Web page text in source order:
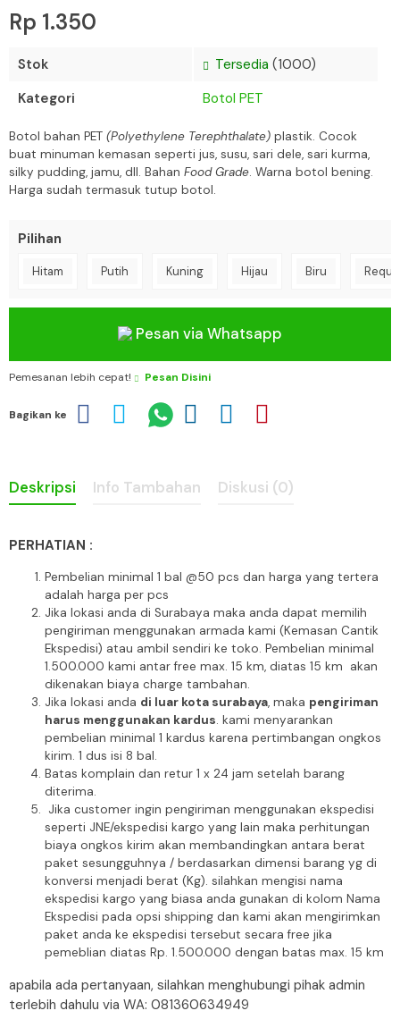
Rp 1.350
Stok Tersedia (1000)
Kategori
Botol PET
Botol bahan PET (Polyethylene Terephthalate) plastik. Cocok
buat minuman kemasan seperti jus, susu, sari dele, sari kurma,
silky pudding, jamu, dll. Bahan Food Grade. Warna botol bening.
Harga sudah termasuk tutup botol.
Pilihan
Hitam Putih Kuning Hijau Biru
Pesan via Whatsapp
Pemesanan lebih cepat! Pesan Disini
Bagikan ke
Deskripsi Info Tambahan Diskusi (0)
PERHATIAN :
Pembelian minimal 1 bal @50 pcs dan harga yang tertera
adalah harga per pcs
Jika lokasi anda di Surabaya maka anda dapat memilih
pengiriman menggunakan armada kami (Kemasan Cantik
Ekspedisi) atau ambil sendiri ke toko. Pembelian minimal
1.500.000 kami antar free max. 15 km, diatas 15 km akan
dikenakan biaya charge tambahan.
Jika lokasi anda di luar kota surabaya, maka pengiriman
harus menggunakan kardus. kami menyarankan
pembelian minimal 1 kardus karena pertimbangan ongkos
kirim. 1 dus isi 8 bal.
Batas komplain dan retur 1 x 24 jam setelah barang
diterima.
Jika customer ingin pengiriman menggunakan ekspedisi
seperti JNE/ekspedisi kargo yang lain maka perhitungan
biaya ongkos kirim akan membandingkan antara berat
paket sesungguhnya / berdasarkan dimensi barang yg di
konversi menjadi berat (Kg). silahkan mengisi nama
ekspedisi kargo yang biasa anda gunakan di kolom Nama
Ekspedisi pada opsi shipping dan kami akan mengirimkan
paket anda ke ekspedisi tersebut secara free jika
pemeblian diatas Rp. 1.500.000 dengan batas max. 15 km
apabila ada pertanyaan, silahkan menghubungi pihak admin
terlebih dahulu via WA: 081360634949